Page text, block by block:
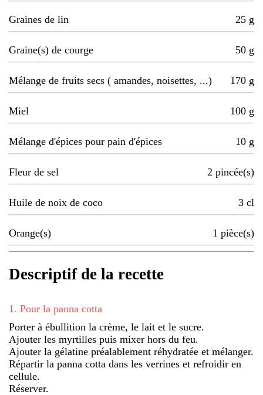
Graines de lin 25 g
Graine(s) de courge 50 g
Mélange de fruits secs ( amandes, noisettes, ...) 170 g
Miel 100 g
Mélange d'épices pour pain d'épices 10 g
Fleur de sel 2 pincée(s)
Huile de noix de coco 3 cl
Orange(s) 1 pièce(s)
Descriptif de la recette
1 . Pour la panna cotta
Porter à ébullition la crème, le lait et le sucre.
Ajouter les myrtilles puis mixer hors du feu.
Ajouter la gélatine préalablement réhydratée et mélanger.
Répartir la panna cotta dans les verrines et refroidir en
cellule.
Réserver.